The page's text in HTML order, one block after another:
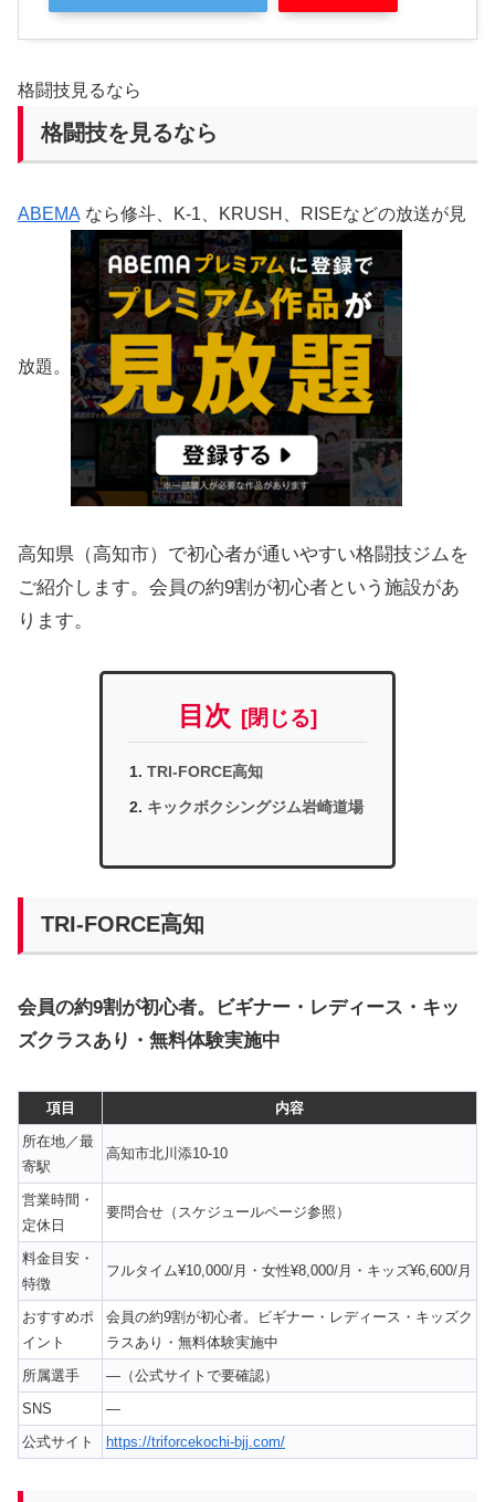
格闘技見るなら
格闘技を見るなら
ABEMA なら修斗、K-1、KRUSH、RISEなどの放送が見
放題。
高知県（高知市）で初心者が通いやすい格闘技ジムを
ご紹介します。会員の約9割が初心者という施設があ
ります。
目次
TRI-FORCE高知
キックボクシングジム岩崎道場
TRI-FORCE高知
会員の約9割が初心者。ビギナー・レディース・キッ
ズクラスあり・無料体験実施中
項目
内容
所在地／最
寄駅
高知市北川添10-10
営業時間・
定休日
要問合せ（スケジュールページ参照）
料金目安・
特徴
フルタイム¥10,000/月・女性¥8,000/月・キッズ¥6,600/月
おすすめポ
イント
会員の約9割が初心者。ビギナー・レディース・キッズク
ラスあり・無料体験実施中
所属選手
—（公式サイトで要確認）
SNS
—
公式サイト
https://triforcekochi-bjj.com/